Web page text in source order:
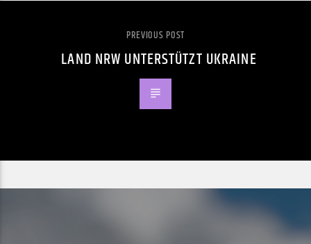
PREVIOUS POST
LAND NRW UNTERSTÜTZT UKRAINE